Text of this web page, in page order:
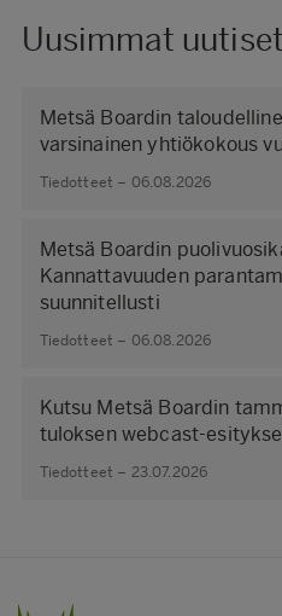
Uusimmat uutiset
Metsä Boardin
varsinainen yhtiökokous
Tiedotteet – 06.08.2026
Metsä Boardin
Kannattavuuden
suunnitellusti
Tiedotteet – 06.08.2026
Kutsu Metsä Boardin
tuloksen webcast-
Tiedotteet – 23.07.2026